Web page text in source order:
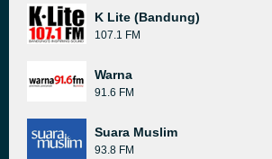
K Lite (Bandung)
107.1 FM
Warna
91.6 FM
Suara Muslim
93.8 FM